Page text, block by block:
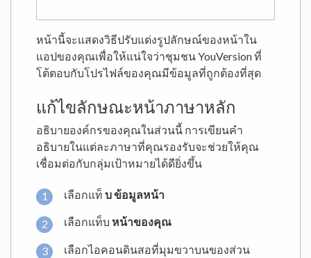
หน้านี้จะแสดงวิธีปรับแต่งรูปลักษณ์ของหน้าใน
แอปของคุณเพื่อให้แน่ใจว่าชุมชน YouVersion ที่
โต้ตอบกับโปรไฟล์ของคุณมีข้อมูลที่ถูกต้องที่สุด
แก้ไขลักษณะหน้าภาษาหลัก
อธิบายองค์กรของคุณในส่วนนี้ การเขียนคำ
อธิบายในแต่ละภาษาที่คุณรองรับจะช่วยให้คุณ
เชื่อมต่อกับกลุ่มเป้าหมายได้ดียิ่งขึ้น
เลือกแท็ บข้อมูลหน้า
เลือกแท็บ หน้าของคุณ
เลือกไอคอนดินสอที่มุมขวาบนของส่วน